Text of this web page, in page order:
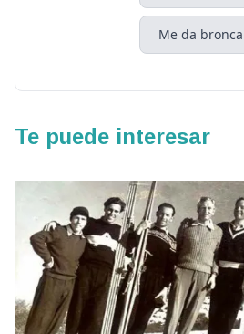
Me da bronca
Te puede interesar